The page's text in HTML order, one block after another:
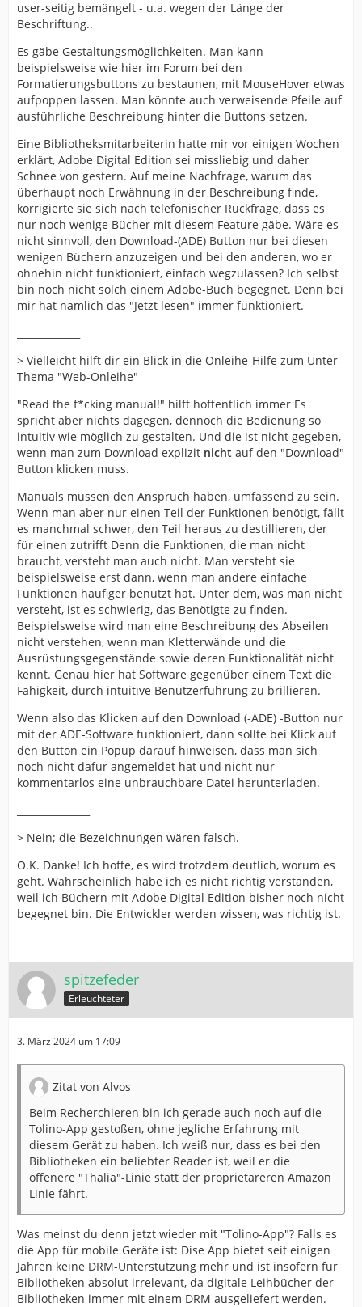
user-seitig bemängelt - u.a. wegen der Länge der
Beschriftung..
Es gäbe Gestaltungsmöglichkeiten. Man kann
beispielsweise wie hier im Forum bei den
Formatierungsbuttons zu bestaunen, mit MouseHover etwas
aufpoppen lassen. Man könnte auch verweisende Pfeile auf
ausführliche Beschreibung hinter die Buttons setzen.
Eine Bibliotheksmitarbeiterin hatte mir vor einigen Wochen
erklärt, Adobe Digital Edition sei missliebig und daher
Schnee von gestern. Auf meine Nachfrage, warum das
überhaupt noch Erwähnung in der Beschreibung finde,
korrigierte sie sich nach telefonischer Rückfrage, dass es
nur noch wenige Bücher mit diesem Feature gäbe. Wäre es
nicht sinnvoll, den Download-(ADE) Button nur bei diesen
wenigen Büchern anzuzeigen und bei den anderen, wo er
ohnehin nicht funktioniert, einfach wegzulassen? Ich selbst
bin noch nicht solch einem Adobe-Buch begegnet. Denn bei
mir hat nämlich das "Jetzt lesen" immer funktioniert.
> Vielleicht hilft dir ein Blick in die Onleihe-Hilfe zum Unter-
Thema "Web-Onleihe"
"Read the f*cking manual!" hilft hoffentlich immer Es
spricht aber nichts dagegen, dennoch die Bedienung so
intuitiv wie möglich zu gestalten. Und die ist nicht gegeben,
wenn man zum Download explizit nicht auf den "Download"
Button klicken muss.
Manuals müssen den Anspruch haben, umfassend zu sein.
Wenn man aber nur einen Teil der Funktionen benötigt, fällt
es manchmal schwer, den Teil heraus zu destillieren, der
für einen zutrifft Denn die Funktionen, die man nicht
braucht, versteht man auch nicht. Man versteht sie
beispielsweise erst dann, wenn man andere einfache
Funktionen häufiger benutzt hat. Unter dem, was man nicht
versteht, ist es schwierig, das Benötigte zu finden.
Beispielsweise wird man eine Beschreibung des Abseilen
nicht verstehen, wenn man Kletterwände und die
Ausrüstungsgegenstände sowie deren Funktionalität nicht
kennt. Genau hier hat Software gegenüber einem Text die
Fähigkeit, durch intuitive Benutzerführung zu brillieren.
Wenn also das Klicken auf den Download (-ADE) -Button nur
mit der ADE-Software funktioniert, dann sollte bei Klick auf
den Button ein Popup darauf hinweisen, dass man sich
noch nicht dafür angemeldet hat und nicht nur
kommentarlos eine unbrauchbare Datei herunterladen.
> Nein; die Bezeichnungen wären falsch.
O.K. Danke! Ich hoffe, es wird trotzdem deutlich, worum es
geht. Wahrscheinlich habe ich es nicht richtig verstanden,
weil ich Büchern mit Adobe Digital Edition bisher noch nicht
begegnet bin. Die Entwickler werden wissen, was richtig ist.
spitzefeder
Erleuchteter
3. März 2024 um 17:09
Zitat von Alvos
Beim Recherchieren bin ich gerade auch noch auf die
Tolino-App gestoßen, ohne jegliche Erfahrung mit
diesem Gerät zu haben. Ich weiß nur, dass es bei den
Bibliotheken ein beliebter Reader ist, weil er die
offenere "Thalia"-Linie statt der proprietäreren Amazon
Linie fährt.
Was meinst du denn jetzt wieder mit "Tolino-App"? Falls es
die App für mobile Geräte ist: Dise App bietet seit einigen
Jahren keine DRM-Unterstützung mehr und ist insofern für
Bibliotheken absolut irrelevant, da digitale Leihbücher der
Bibliotheken immer mit einem DRM ausgeliefert werden.